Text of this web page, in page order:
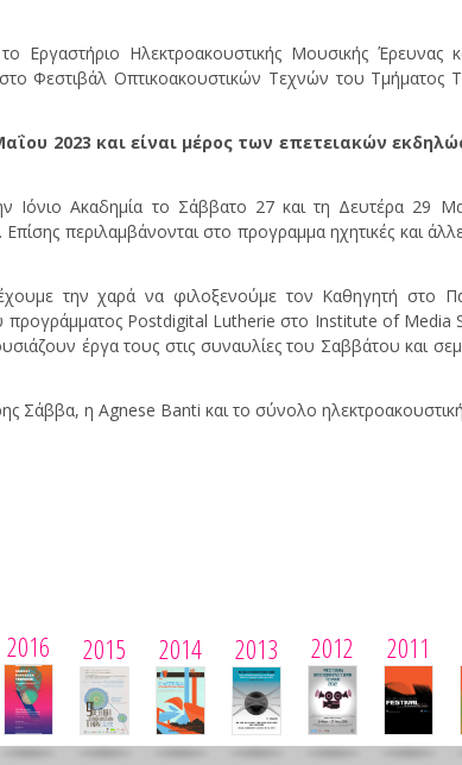
Εργαστήριο Ηλεκτροακουστικής Μουσικής
Φεστιβάλ Οπτικοακουστικών Τεχνών του Τμήματος
2023 και είναι μέρος των επετειακών
Ιόνιο Ακαδημία το Σάββατο 27 και τη Δευτέρα 29
περιλαμβάνονται στο προγραμμα ηχητικές και
την χαρά να φιλοξενούμε τον Καθηγητή στο
Postdigital Lutherie στο Institute of Media
έργα τους στις συναυλίες του Σαββάτου και
Σάββα, η Agnese Banti και το σύνολο
2016 2015 2014 2013 2012 2011